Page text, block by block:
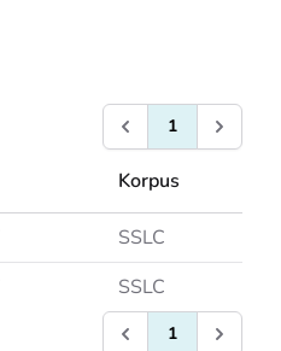
1
Korpus
SSLC
SSLC
1